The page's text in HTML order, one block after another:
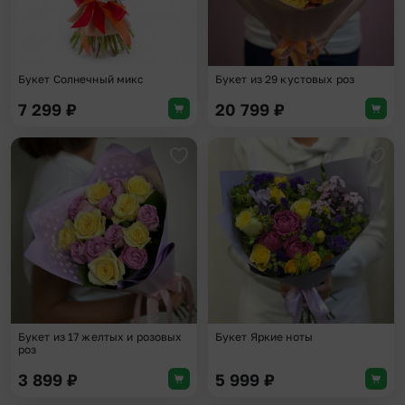
Букет Солнечный микс
7 299 ₽
Букет из 29 кустовых роз
20 799 ₽
Добавить в избранное
Букет из 17 желтых и розовых
роз
3 899 ₽
Букет Яркие ноты
5 999 ₽